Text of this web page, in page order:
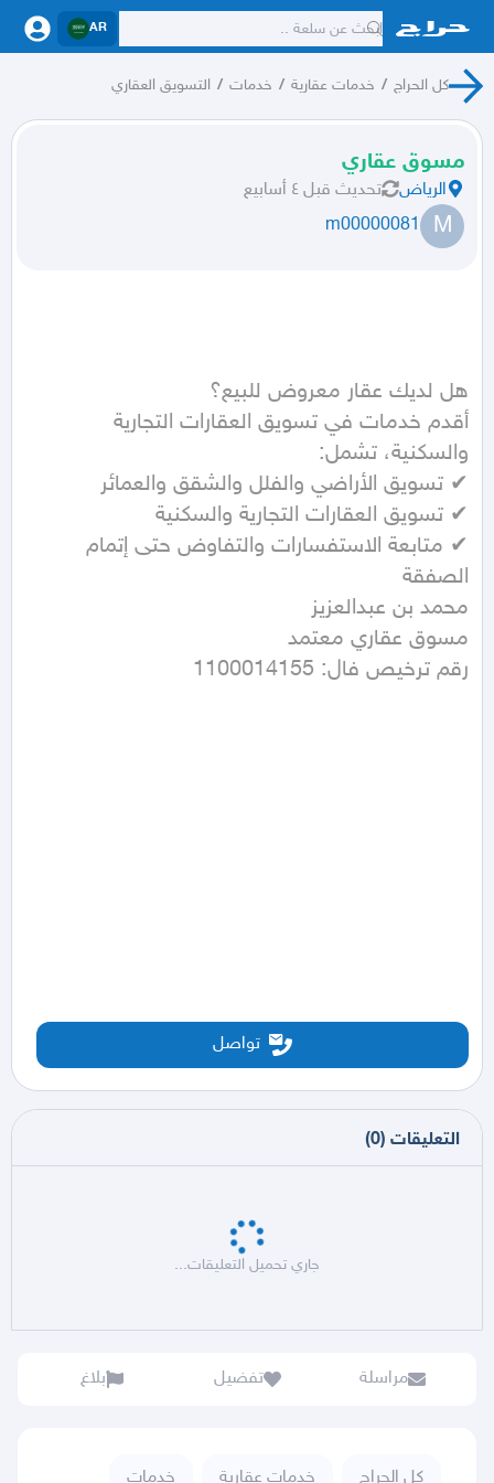
AR
كل الحراج / خدمات عقارية / خدمات / التسويق العقاري
مسوق عقاري
الرياض تحديث قبل ٤ أسابيع
M
m00000081
رقم ترخيص فال: 1100014155
تواصل
التعليقات (
0
)
جاري تحميل التعليقات...
مراسلة تفضيل بلاغ
كل الحراج خدمات عقارية خدمات